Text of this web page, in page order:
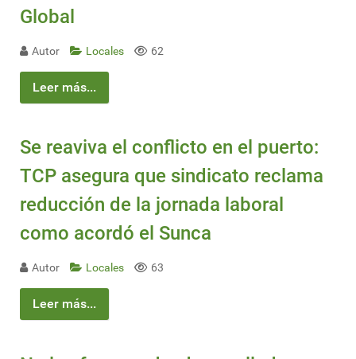
Global
Autor Locales 62
Leer más...
Se reaviva el conflicto en el puerto:
TCP asegura que sindicato reclama
reducción de la jornada laboral
como acordó el Sunca
Autor Locales 63
Leer más...